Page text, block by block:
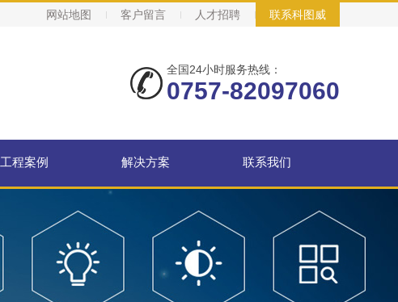
网站地图 | 客户留言 | 人才招聘 | 联系科图威
全国24小时服务热线：
0757-82097060
工程案例 解决方案 联系我们